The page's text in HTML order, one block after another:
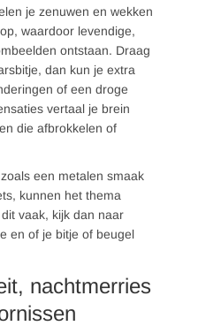
je zenuwen en wekken
waardoor levendige,
ontstaan. Draag
dan kun je extra
of een droge
vertaal je brein
die afbrokkelen of
een metalen smaak
kunnen het thema
vaak, kijk dan naar
en of je bitje of beugel
nachtmerries